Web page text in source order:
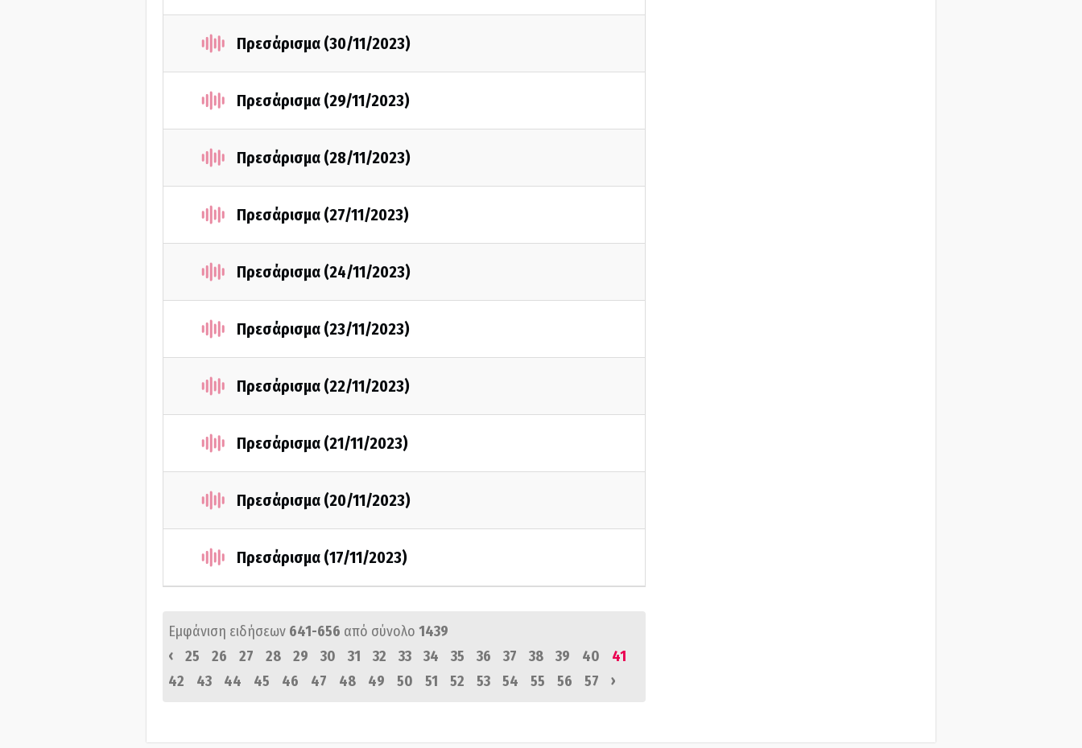
Πρεσάρισμα (30/11/2023)
Πρεσάρισμα (29/11/2023)
Πρεσάρισμα (28/11/2023)
Πρεσάρισμα (27/11/2023)
Πρεσάρισμα (24/11/2023)
Πρεσάρισμα (23/11/2023)
Πρεσάρισμα (22/11/2023)
Πρεσάρισμα (21/11/2023)
Πρεσάρισμα (20/11/2023)
Πρεσάρισμα (17/11/2023)
Εμφάνιση ειδήσεων 641-656 από σύνολο 1439
‹
25 26 27 28 29 30 31 32 33 34 35 36 37 38 39 40
41
42
43 44 45 46 47 48 49 50 51 52 53 54 55 56 57 ›